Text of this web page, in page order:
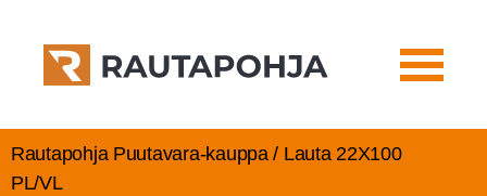
Rautapohja Puutavara-kauppa / Lau­ta 22X100
PL/VL